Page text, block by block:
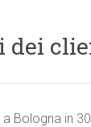
dei
Bologna in